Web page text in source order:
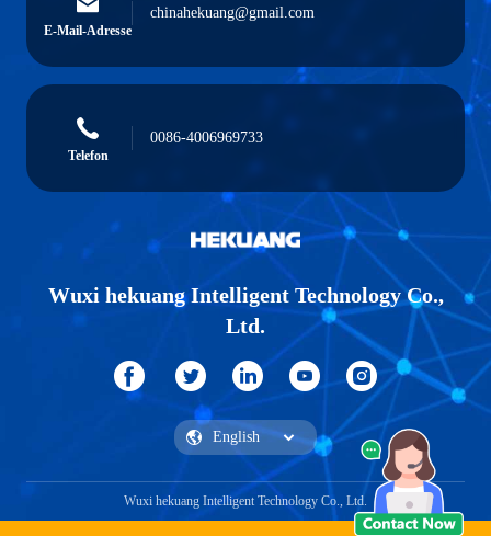
E-Mail-Adresse
chinahekuang@gmail.com
Telefon
0086-4006969733
Wuxi hekuang Intelligent Technology Co.,
Ltd.
Wuxi hekuang Intelligent Technology Co., Ltd.